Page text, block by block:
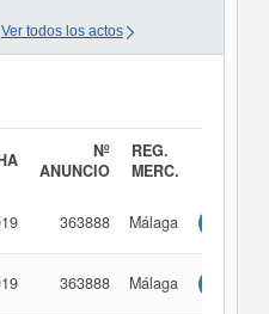
Ver todos los actos
Nº
ANUNCIO
REG.
MERC.
363888 Málaga
363888 Málaga